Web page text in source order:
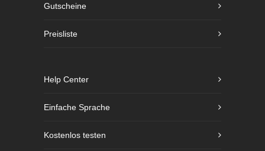
Gutscheine
Preisliste
Help Center
Einfache Sprache
Kostenlos testen